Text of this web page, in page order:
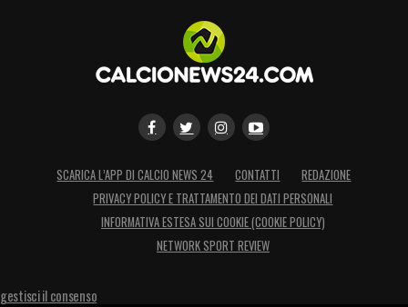
SCARICA L’APP DI CALCIO NEWS 24 CONTATTI
REDAZIONE
PRIVACY POLICY E TRATTAMENTO DEI DATI PERSONALI
INFORMATIVA ESTESA SUI COOKIE (COOKIE POLICY)
NETWORK SPORT REVIEW
gestisci il consenso